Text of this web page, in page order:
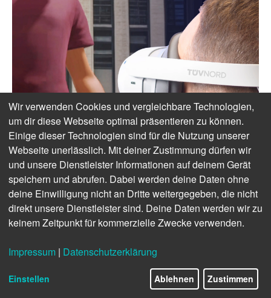
Wir verwenden Cookies und vergleichbare Technologien,
um dir diese Webseite optimal präsentieren zu können.
Einige dieser Technologien sind für die Nutzung unserer
Webseite unerlässlich. Mit deiner Zustimmung dürfen wir
und unsere Dienstleister Informationen auf deinem Gerät
speichern und abrufen. Dabei werden deine Daten ohne
deine Einwilligung nicht an Dritte weitergegeben, die nicht
direkt unsere Dienstleister sind. Deine Daten werden wir zu
keinem Zeitpunkt für kommerzielle Zwecke verwenden.
Impressum | Datenschutzerklärung
Einstellen Ablehnen Zustimmen